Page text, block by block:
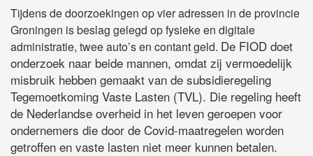
Tijdens de doorzoekingen op vier adressen in de provincie
Groningen is beslag gelegd op fysieke en digitale
administratie, twee auto’s en contant geld. De FIOD doet
onderzoek naar beide mannen, omdat zij vermoedelijk
misbruik hebben gemaakt van de subsidieregeling
Tegemoetkoming Vaste Lasten (TVL). Die regeling heeft
de Nederlandse overheid in het leven geroepen voor
ondernemers die door de Covid-maatregelen worden
getroffen en vaste lasten niet meer kunnen betalen.